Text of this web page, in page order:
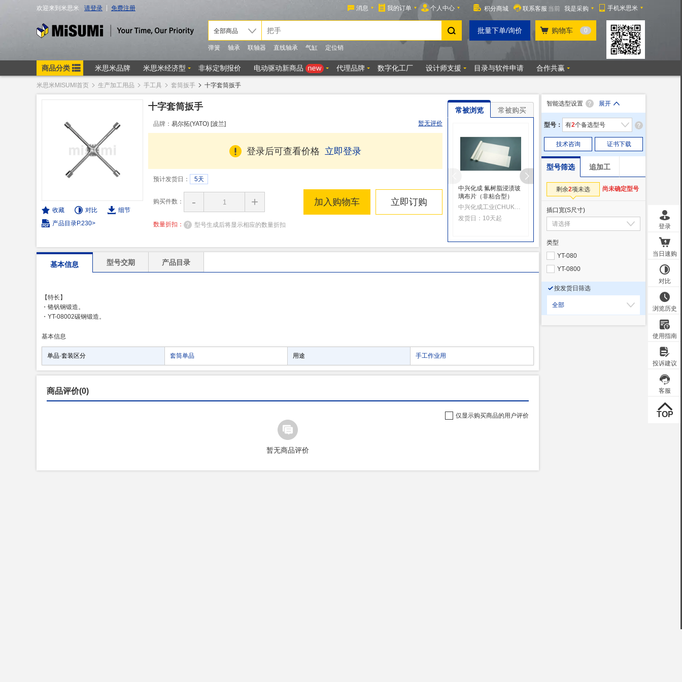
米思米MISUMI首页 生产加工用品 手工具 套筒扳手 十字套筒扳手
收藏 对比
细节
产品目录P.230>
十字套筒扳手
品牌： 易尔拓(YATO) [波兰] 暂无评价
登录后可查看价格 立即登录
预计发货日： 5天
购买件数： - +
数量折扣： 型号生成后将显示相应的数量折扣
加入购物车 立即订购
常被浏览 常被购买
中兴化成 氟树脂浸渍玻
璃布片（非粘合型）
中兴化成工业(CHUKOH) [日本]
发货日：10天起
世达(SATA TOOLS)铁皮
大力钳8"
发货日：10天
GOOT 替换烙铁头
发货日：10天
基本信息 型号交期 产品目录
【特长】
・铬钒钢锻造。
・YT-08002碳钢锻造。
基本信息
单品·套装区分 套筒单品 用途 手工作业用
商品评价(0)
仅显示购买商品的用户评价
暂无商品评价
智能选型设置 展开
型号： 有2个备选型号
技术咨询 证书下载
型号筛选 追加工
剩余2项未选 尚未确定型号
插口宽(S尺寸)
类型
YT-080
YT-0800
按发货日筛选
全部